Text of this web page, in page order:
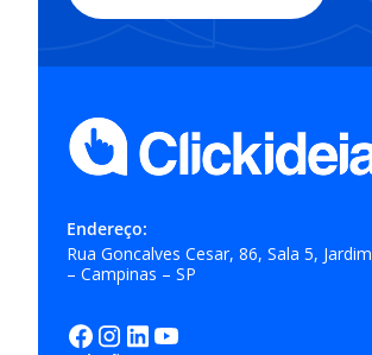
Endereço:
Rua Goncalves Cesar, 86, Sala 5,
– Campinas – SP